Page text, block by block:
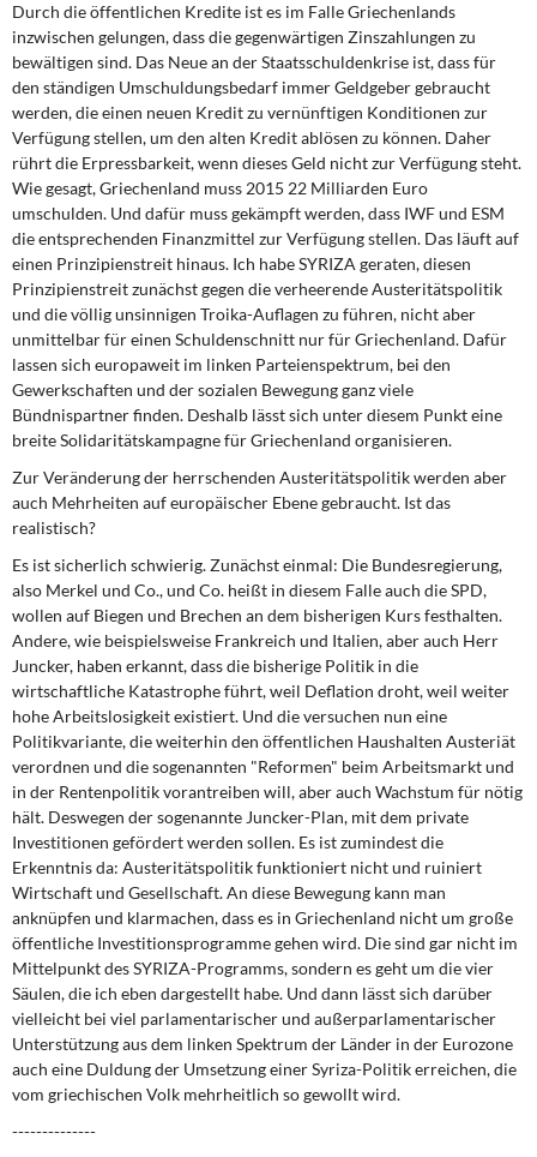
Durch die öffentlichen Kredite ist es im Falle Griechenlands
inzwischen gelungen, dass die gegenwärtigen Zinszahlungen zu
bewältigen sind. Das Neue an der Staatsschuldenkrise ist, dass für
den ständigen Umschuldungsbedarf immer Geldgeber gebraucht
werden, die einen neuen Kredit zu vernünftigen Konditionen zur
Verfügung stellen, um den alten Kredit ablösen zu können. Daher
rührt die Erpressbarkeit, wenn dieses Geld nicht zur Verfügung steht.
Wie gesagt, Griechenland muss 2015 22 Milliarden Euro
umschulden. Und dafür muss gekämpft werden, dass IWF und ESM
die entsprechenden Finanzmittel zur Verfügung stellen. Das läuft auf
einen Prinzipienstreit hinaus. Ich habe SYRIZA geraten, diesen
Prinzipienstreit zunächst gegen die verheerende Austeritätspolitik
und die völlig unsinnigen Troika-Auflagen zu führen, nicht aber
unmittelbar für einen Schuldenschnitt nur für Griechenland. Dafür
lassen sich europaweit im linken Parteienspektrum, bei den
Gewerkschaften und der sozialen Bewegung ganz viele
Bündnispartner finden. Deshalb lässt sich unter diesem Punkt eine
breite Solidaritätskampagne für Griechenland organisieren.
Zur Veränderung der herrschenden Austeritätspolitik werden aber
auch Mehrheiten auf europäischer Ebene gebraucht. Ist das
realistisch?
Es ist sicherlich schwierig. Zunächst einmal: Die Bundesregierung,
also Merkel und Co., und Co. heißt in diesem Falle auch die SPD,
wollen auf Biegen und Brechen an dem bisherigen Kurs festhalten.
Andere, wie beispielsweise Frankreich und Italien, aber auch Herr
Juncker, haben erkannt, dass die bisherige Politik in die
wirtschaftliche Katastrophe führt, weil Deflation droht, weil weiter
hohe Arbeitslosigkeit existiert. Und die versuchen nun eine
Politikvariante, die weiterhin den öffentlichen Haushalten Austeriät
verordnen und die sogenannten "Reformen" beim Arbeitsmarkt und
in der Rentenpolitik vorantreiben will, aber auch Wachstum für nötig
hält. Deswegen der sogenannte Juncker-Plan, mit dem private
Investitionen gefördert werden sollen. Es ist zumindest die
Erkenntnis da: Austeritätspolitik funktioniert nicht und ruiniert
Wirtschaft und Gesellschaft. An diese Bewegung kann man
anknüpfen und klarmachen, dass es in Griechenland nicht um große
öffentliche Investitionsprogramme gehen wird. Die sind gar nicht im
Mittelpunkt des SYRIZA-Programms, sondern es geht um die vier
Säulen, die ich eben dargestellt habe. Und dann lässt sich darüber
vielleicht bei viel parlamentarischer und außerparlamentarischer
Unterstützung aus dem linken Spektrum der Länder in der Eurozone
auch eine Duldung der Umsetzung einer Syriza-Politik erreichen, die
vom griechischen Volk mehrheitlich so gewollt wird.
--------------